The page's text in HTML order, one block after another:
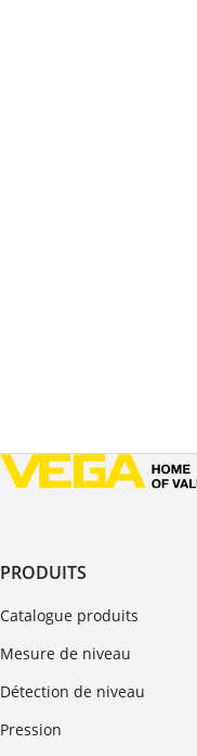
PRODUITS
Catalogue produits
Mesure de niveau
Détection de niveau
Pression